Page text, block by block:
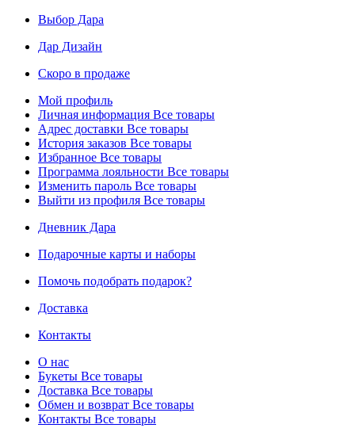
Выбор Дара
Дар Дизайн
Скоро в продаже
Мой профиль
Личная информация Все товары
Адрес доставки Все товары
История заказов Все товары
Избранное Все товары
Программа лояльности Все товары
Изменить пароль Все товары
Выйти из профиля Все товары
Дневник Дара
Подарочные карты и наборы
Помочь подобрать подарок?
Доставка
Контакты
О нас
Букеты Все товары
Доставка Все товары
Обмен и возврат Все товары
Контакты Все товары